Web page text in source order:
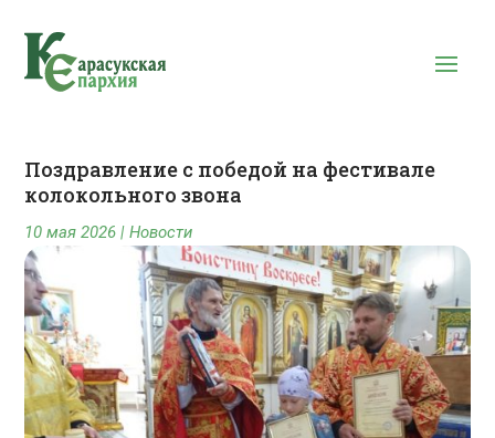
Поздравление с победой на фестивале
колокольного звона
10 мая 2026 |Новости